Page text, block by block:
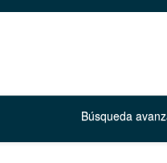
Búsqueda